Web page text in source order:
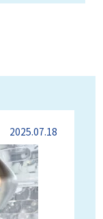
2025.07.18